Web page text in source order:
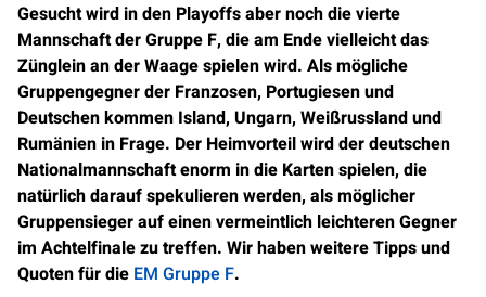
Gesucht wird in den Playoffs aber noch die vierte
Mannschaft der Gruppe F, die am Ende vielleicht das
Zünglein an der Waage spielen wird. Als mögliche
Gruppengegner der Franzosen, Portugiesen und
Deutschen kommen Island, Ungarn, Weißrussland und
Rumänien in Frage. Der Heimvorteil wird der deutschen
Nationalmannschaft enorm in die Karten spielen, die
natürlich darauf spekulieren werden, als möglicher
Gruppensieger auf einen vermeintlich leichteren Gegner
im Achtelfinale zu treffen. Wir haben weitere Tipps und
Quoten für die EM Gruppe F.